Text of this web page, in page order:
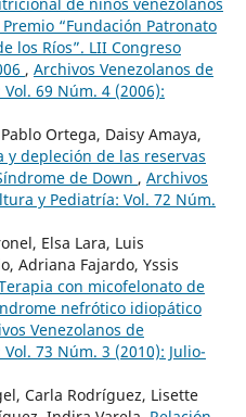
“Fundación Patronato
los Ríos”. LII Congreso
, Archivos Venezolanos de
69 Núm. 4 (2006):
Ortega, Daisy Amaya,
y depleción de las reservas
de Down , Archivos
y Pediatría: Vol. 72 Núm.
Elsa Lara, Luis
Adriana Fajardo, Yssis
con micofelonato de
nefrótico idiopático
Venezolanos de
73 Núm. 3 (2010): Julio-
Carla Rodríguez, Lisette